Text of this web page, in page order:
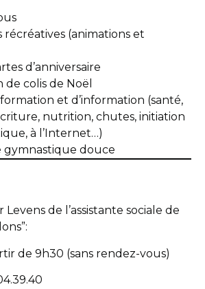
récréatives (animations et
d’anniversaire
colis de Noël
et d’information (santé,
nutrition, chutes, initiation
à l’Internet…)
gymnastique douce
de l’assistante sociale de
de 9h30 (sans rendez-vous)